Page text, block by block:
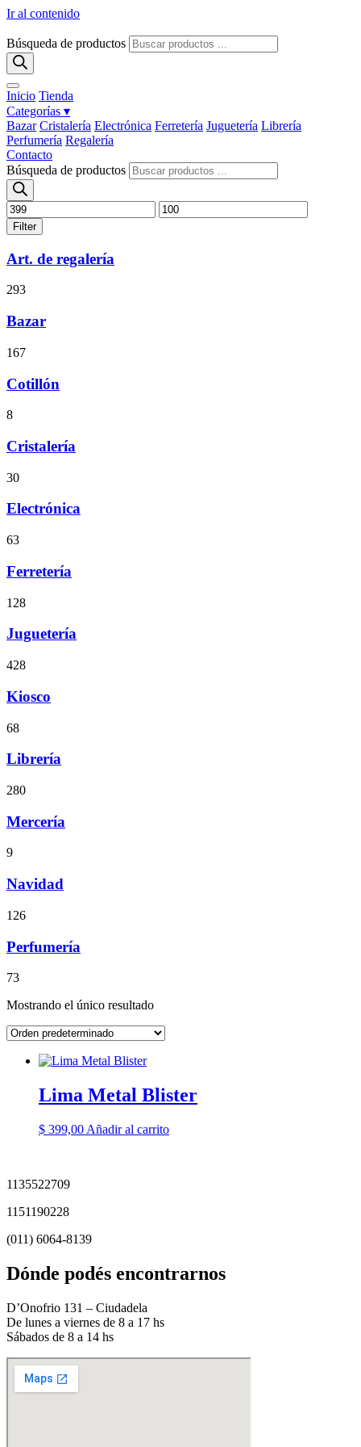
Ir al contenido
Búsqueda de productos
Inicio Tienda
Categorías ▾
Bazar Cristalería Electrónica Ferretería Juguetería Librería
Perfumería Regalería
Contacto
Búsqueda de productos
Filter
Art. de regalería
293
Bazar
167
Cotillón
8
Cristalería
30
Electrónica
63
Ferretería
128
Juguetería
428
Kiosco
68
Librería
280
Mercería
9
Navidad
126
Perfumería
73
Mostrando el único resultado
Lima Metal Blister
$ 399,00 Añadir al carrito
1135522709
1151190228
(011) 6064-8139
Dónde podés encontrarnos
D’Onofrio 131 – Ciudadela
De lunes a viernes de 8 a 17 hs
Sábados de 8 a 14 hs